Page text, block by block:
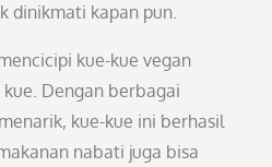
dinikmati kapan pun.
kue-kue vegan
Dengan berbagai
kue-kue ini berhasil
nabati juga bisa